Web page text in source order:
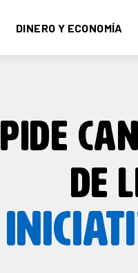
DINERO Y ECONOMÍA
PIDE
DE